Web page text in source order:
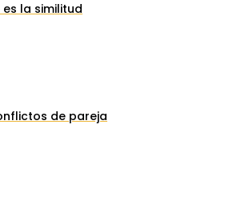
la similitud
de pareja